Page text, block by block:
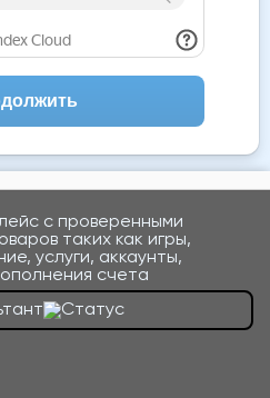
с проверенными
таких как игры,
услуги, аккаунты,
счета